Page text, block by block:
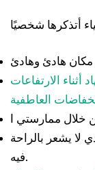
أثناء الارتفاعات
العاطفية
لا يشعر بالراحة
فيه.